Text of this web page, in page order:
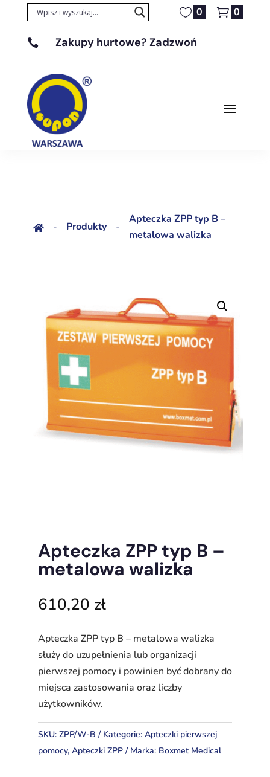
0 0
 Zakupy hurtowe? Zadzwoń
 - Produkty -
Apteczka ZPP typ B –
metalowa walizka
Apteczka ZPP typ B –
metalowa walizka
610,20 zł
Apteczka ZPP typ B – metalowa walizka
służy do uzupełnienia lub organizacji
pierwszej pomocy i powinien być dobrany do
miejsca zastosowania oraz liczby
użytkowników.
SKU: ZPP/W-B Kategorie: Apteczki pierwszej
pomocy, Apteczki ZPP Marka: Boxmet Medical